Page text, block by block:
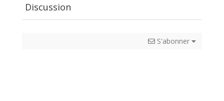
Discussion
S'abonner